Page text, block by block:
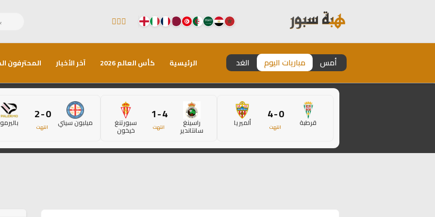
أمس مباريات اليوم الغد الرئيسية كأس العالم 2026 آخر الأخبار المحترفون
قرطبة 0 - 4
انتهت ألميريا راسينغ
سانتاندير
4 - 1
انتهت سبورتنغ
خيخون
ميلبون سيتي 0 - 2
انتهت باليرمو